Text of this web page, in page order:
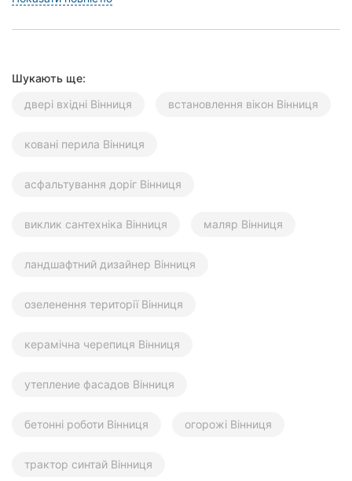
Суми
Франківськ
Ужгород
Карпати
Шукають ще:
двері вхідні Вінниця
встановлення вікон Вінниця
ковані перила Вінниця
асфальтування доріг Вінниця
виклик сантехніка Вінниця маляр Вінниця
ландшафтний дизайнер Вінниця
озеленення території Вінниця
керамічна черепиця Вінниця
утепление фасадов Вінниця
бетонні роботи Вінниця огорожі Вінниця
трактор синтай Вінниця